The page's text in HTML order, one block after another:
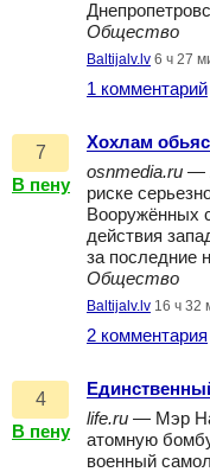
Общество
Baltijalv.lv 6 ч 27
1 комментарий
7
В пену
Хохлам
osnmedia.ru —
риске
Вооружённых
действия
за последние
Общество
Baltijalv.lv 16 ч 32
2 комментария
4
В пену
life.ru — Мэр
атомную
военный